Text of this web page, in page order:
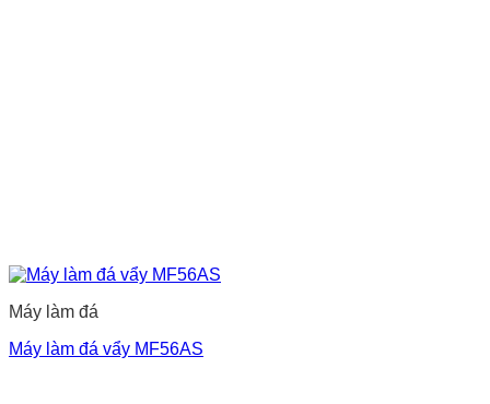
Máy làm đá
Máy làm đá vẩy MF56AS